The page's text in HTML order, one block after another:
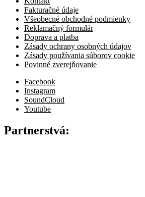
Fakturačné údaje
Všeobecné obchodné podmienky
Reklamačný formulár
Doprava a platba
Zásady ochrany osobných údajov
Zásady používania súborov cookie
Povinné zverejňovanie
Facebook
Instagram
SoundCloud
Youtube
Partnerstvá: